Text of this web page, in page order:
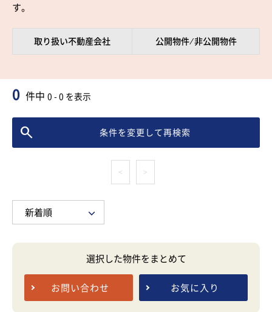
す。
取り扱い不動産会社 公開物件 ⁄ 非公開物件
0 件中 0 - 0 を表示
条件を変更して再検索
< >
選択した物件をまとめて
お問い合わせ お気に入り